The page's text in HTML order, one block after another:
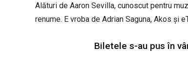
Alături de Aaron Sevilla, cunoscut pentru
renume. E vroba de Adrian Saguna, Akos și
Biletele s-au pus în